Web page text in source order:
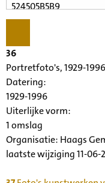
36
Portretfoto's, 1929-1996
Datering:
1929-1996
Uiterlijke vorm:
1 omslag
Organisatie: Haags
laatste wijziging 11-06-